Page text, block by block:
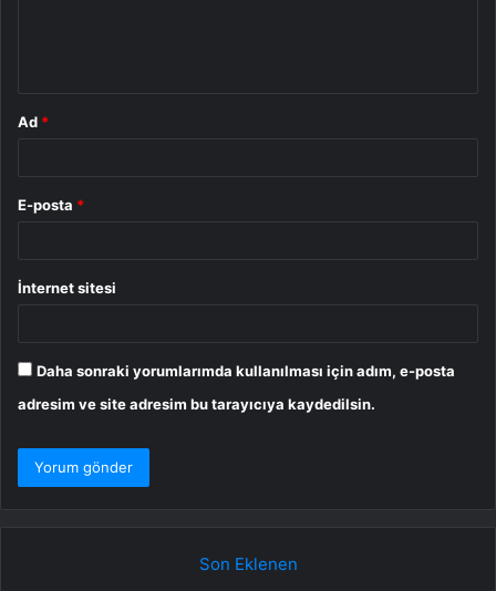
Ad *
E-posta *
İnternet sitesi
Daha sonraki yorumlarımda kullanılması için adım, e-posta
adresim ve site adresim bu tarayıcıya kaydedilsin.
Son Eklenen